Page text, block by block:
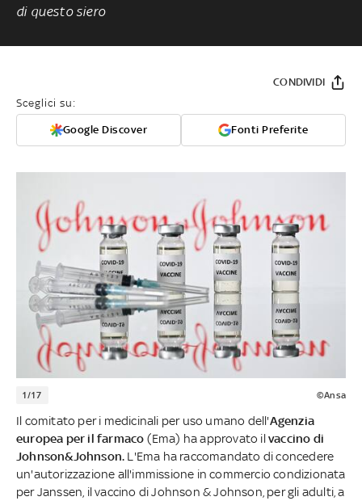
di questo siero
Sceglici su:
Google Discover Fonti Preferite
CONDIVIDI
1/17 ©Ansa
Il comitato per i medicinali per uso umano dell'Agenzia
europea per il farmaco (Ema) ha approvato ilvaccino di
Johnson&Johnson. L'Ema ha raccomandato di concedere
un'autorizzazione all'immissione in commercio condizionata
per Janssen, il vaccino di Johnson & Johnson, per gli adulti, a